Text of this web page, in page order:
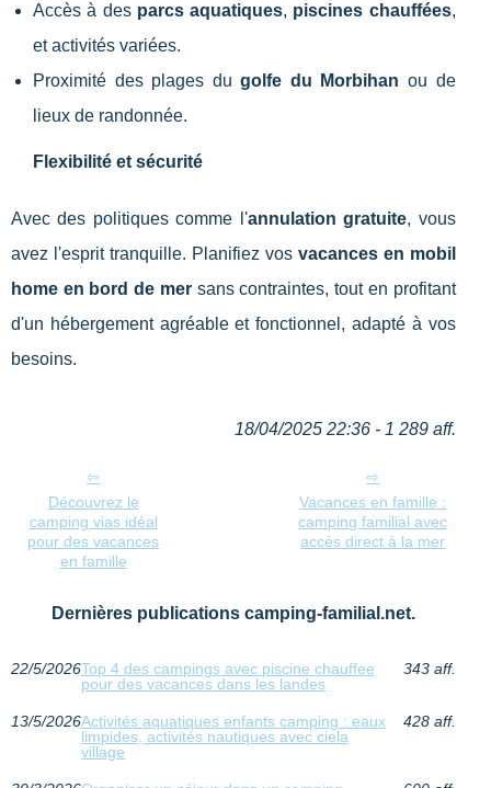
Accès à des parcs aquatiques, piscines chauffées,
et activités variées.
Proximité des plages dugolfe du Morbihan ou de
lieux de randonnée.
Flexibilité et sécurité
Avec des politiques comme l'annulation gratuite, vous
avez l'esprit tranquille. Planifiez vos vacances en mobil
home en bord de mersans contraintes, tout en profitant
d'un hébergement agréable et fonctionnel, adapté à vos
besoins.
18/04/2025 22:36 - 1 289 aff.
Découvrez le
camping vias idéal
pour des vacances
en famille
Vacances en famille :
camping familial avec
accès direct à la mer
Dernières publications camping-familial.net.
22/5/2026Top 4 des campings avec piscine chauffee
pour des vacances dans les landes
343 aff.
13/5/2026Activités aquatiques enfants camping : eaux
limpides, activités nautiques avec ciela
village
428 aff.